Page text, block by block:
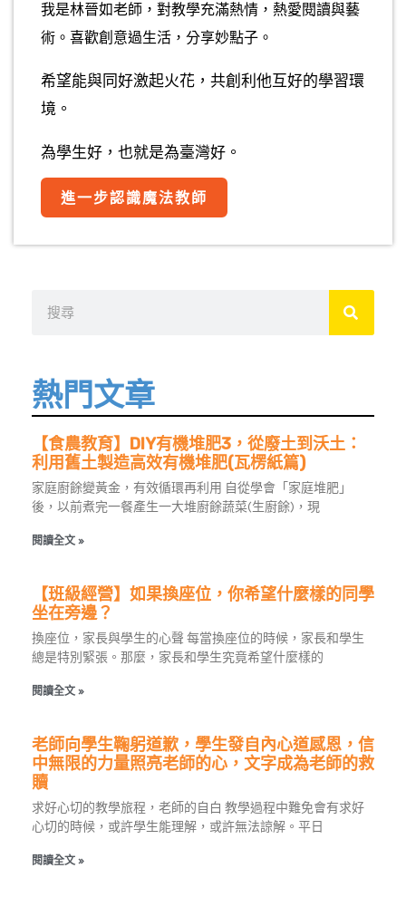
我是林晉如老師，對教學充滿熱情，熱愛閱讀與藝
術。喜歡創意過生活，分享妙點子。
希望能與同好激起火花，共創利他互好的學習環
境。
為學生好，也就是為臺灣好。
進一步認識魔法教師
熱門文章
【食農教育】DIY有機堆肥3，從廢土到沃土：
利用舊土製造高效有機堆肥(瓦楞紙篇)
家庭廚餘變黃金，有效循環再利用 自從學會「家庭堆肥」
後，以前煮完一餐產生一大堆廚餘蔬菜(生廚餘)，現
閱讀全文 »
【班級經營】如果換座位，你希望什麼樣的同學
坐在旁邊？
換座位，家長與學生的心聲 每當換座位的時候，家長和學生
總是特別緊張。那麼，家長和學生究竟希望什麼樣的
閱讀全文 »
老師向學生鞠躬道歉，學生發自內心道感恩，信
中無限的力量照亮老師的心，文字成為老師的救
贖
求好心切的教學旅程，老師的自白 教學過程中難免會有求好
心切的時候，或許學生能理解，或許無法諒解。平日
閱讀全文 »